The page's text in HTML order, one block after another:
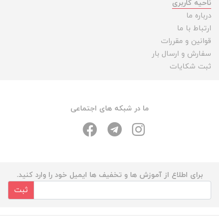
ناحیه کاربری
درباره ما
ارتباط با ما
قوانین و مقررات
سفارش و ارسال بار
ثبت شکایات
ما در شبکه های اجتماعی
برای اطلاع از آموزش ها و تخفیف ها ایمیل خود را وارد کنید.
ثبت